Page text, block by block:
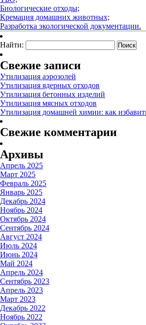
Биологические отходы;
Кремация домашних животных;
Разработка экологической документации.
Найти:
Свежие записи
Утилизация аэрозолей
Утилизация ядерных отходов
Утилизация бетонных изделий
Утилизация мясных отходов
Утилизация домашней химии: как
Свежие комментарии
Архивы
Апрель 2025
Март 2025
Февраль 2025
Январь 2025
Декабрь 2024
Ноябрь 2024
Октябрь 2024
Сентябрь 2024
Август 2024
Июль 2024
Июнь 2024
Май 2024
Апрель 2024
Сентябрь 2023
Апрель 2023
Март 2023
Декабрь 2022
Ноябрь 2022